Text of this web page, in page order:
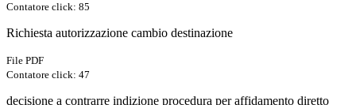
Contatore click: 85
Richiesta autorizzazione cambio destinazione
File PDF
Contatore click: 47
decisione a contrarre indizione procedura per affidamento diretto